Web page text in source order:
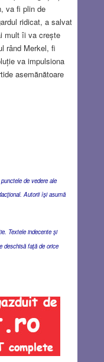
va fi plin de
ridicat, a salvat
mult îi va crește
rând Merkel, fi
va impulsiona
asemănătoare
de vedere ale
Autorii îşi asumă
Textele indecente şi
deschisă faţă de orice